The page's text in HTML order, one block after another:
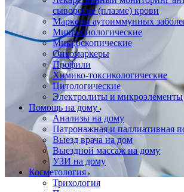
сыворотке (плазме) крови
Маркеры аутоиммунных
Микробиологические
Микроскопические
Онкомаркеры
Профили
Химико-токсикологические
Цитологические
Электролиты и микроэлементы
Помощь на дому
Анализы на дому
Патронажная и паллиативная
Выезд врача на дом
Выездной массаж на дому
УЗИ на дому
Косметология
Трихология